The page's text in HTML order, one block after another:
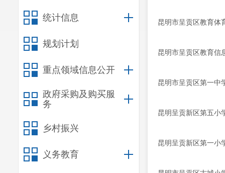
统计信息
规划计划
重点领域信息公开
政府采购及购买服
务
乡村振兴
义务教育
昆明市呈贡区教育体
昆明市呈贡区教育信
昆明市呈贡区第一中
昆明呈贡新区第五小
昆明呈贡新区第一小